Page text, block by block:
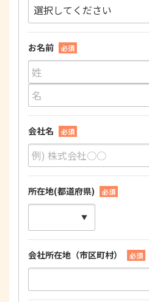
お名前 必須
会社名 必須
所在地(都道府県) 必須
会社所在地（市区町村） 必須